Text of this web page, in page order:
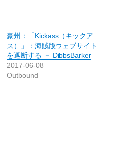
豪州：「Kickass（キックア
ス）」：海賊版ウェブサイト
を遮断する － DibbsBarker
2017-06-08
Outbound